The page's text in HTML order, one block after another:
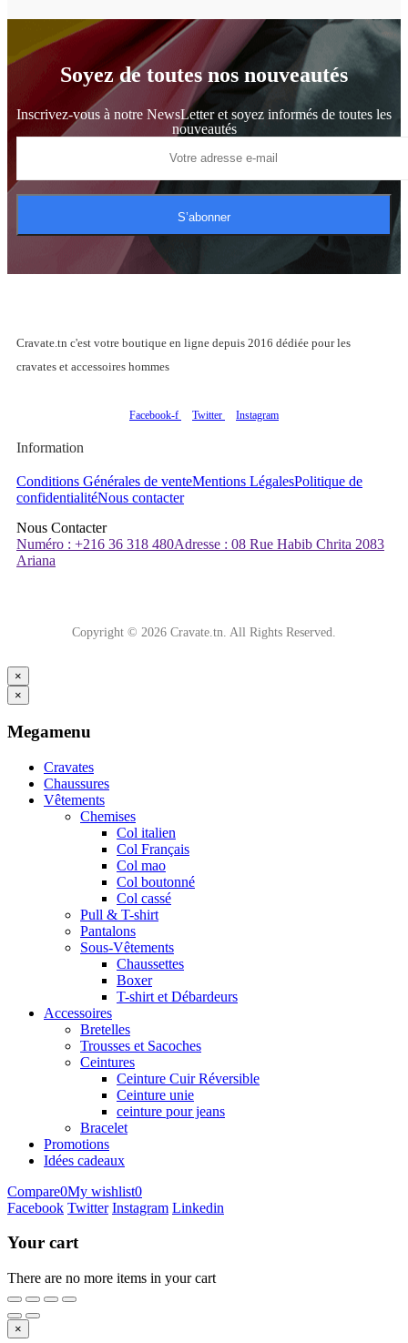
Soyez de toutes nos nouveautés
Inscrivez-vous à notre NewsLetter et soyez informés de toutes les
nouveautés
S’abonner
Cravate.tn c'est votre boutique en ligne depuis 2016 dédiée pour les
cravates et accessoires hommes
Facebook-f Twitter Instagram
Information
Conditions Générales de venteMentions LégalesPolitique de
confidentialitéNous contacter
Nous Contacter
Numéro : +216 36 318 480Adresse : 08 Rue Habib Chrita 2083
Ariana
Copyright © 2026 Cravate.tn. All Rights Reserved.
×
×
Megamenu
Cravates
Chaussures
Vêtements
Chemises
Col italien
Col Français
Col mao
Col boutonné
Col cassé
Pull & T-shirt
Pantalons
Sous-Vêtements
Chaussettes
Boxer
T-shirt et Débardeurs
Accessoires
Bretelles
Trousses et Sacoches
Ceintures
Ceinture Cuir Réversible
Ceinture unie
ceinture pour jeans
Bracelet
Promotions
Idées cadeaux
Compare0My wishlist0
Facebook Twitter Instagram Linkedin
Your cart
There are no more items in your cart
×